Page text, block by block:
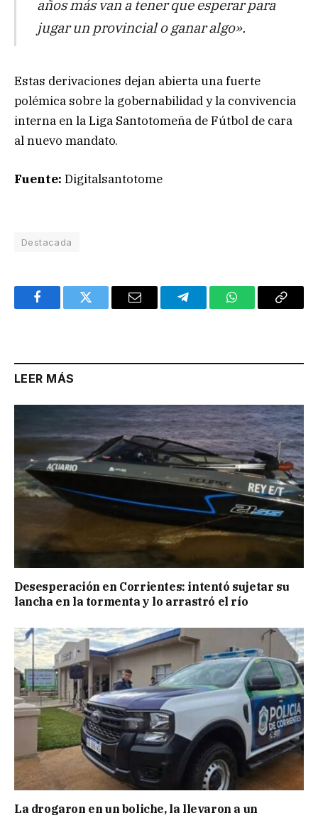
años más van a tener que esperar para
jugar un provincial o ganar algo».
Estas derivaciones dejan abierta una fuerte
polémica sobre la gobernabilidad y la convivencia
interna en la Liga Santotomeña de Fútbol de cara
al nuevo mandato.
Fuente: Digitalsantotome
Destacada
FacebookTwitter Email TelegramWhatsAppCopy
LEER MÁS
Desesperación en Corrientes: intentó sujetar su
lancha en la tormenta y lo arrastró el río
La drogaron en un boliche, la llevaron a un